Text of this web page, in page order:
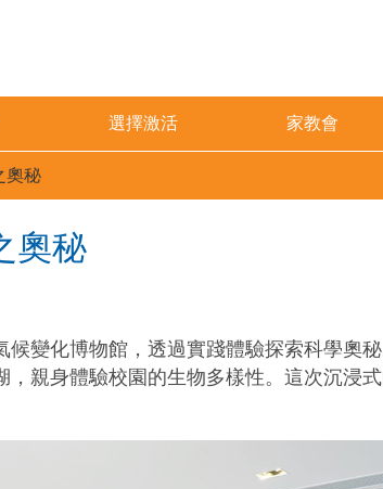
選擇激活 家教會
奧秘
奧秘
變化博物館，透過實踐體驗探索科學奧
親身體驗校園的生物多樣性。這次沉浸